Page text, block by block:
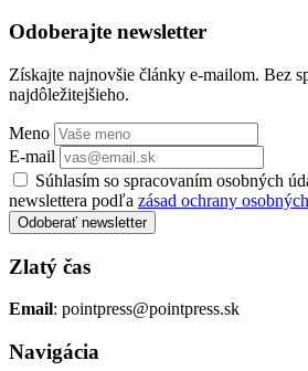
Odoberajte newsletter
Získajte najnovšie články e-mailom. Bez
najdôležitejšieho.
Meno
E-mail
Súhlasím so spracovaním osobných
newslettera podľa zásad ochrany
Odoberať newsletter
Zlatý čas
Email: pointpress@pointpress.sk
Navigácia